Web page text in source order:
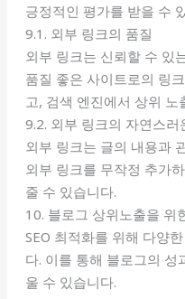
긍정적인 평가를 받을 수
9.1. 외부 링크의 품질
외부 링크는 신뢰할 수 있
품질 좋은 사이트로의 링
고, 검색 엔진에서 상위
9.2. 외부 링크의 자연스러
외부 링크는 글의 내용과
외부 링크를 무작정 추가
줄 수 있습니다.
10. 블로그 상위노출을 위
SEO 최적화를 위해 다양
다. 이를 통해 블로그의 성
울 수 있습니다.